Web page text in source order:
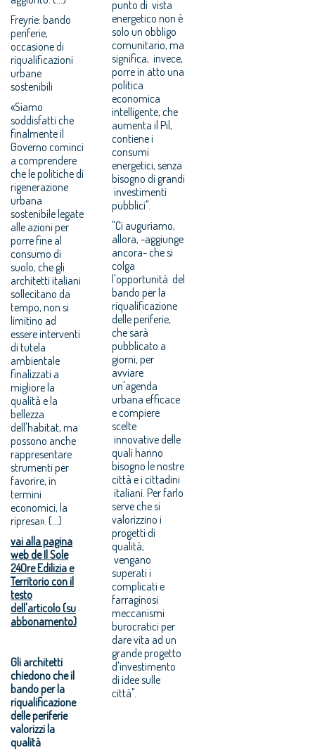
Freyrie: bando
periferie,
occasione di
riqualificazioni
urbane
sostenibili
«Siamo
soddisfatti che
finalmente il
Governo cominci
a comprendere
che le politiche di
rigenerazione
urbana
sostenibile legate
alle azioni per
porre fine al
consumo di
suolo, che gli
architetti italiani
sollecitano da
tempo, non si
limitino ad
essere interventi
di tutela
ambientale
finalizzati a
migliore la
qualità e la
bellezza
dell'habitat, ma
possono anche
rappresentare
strumenti per
favorire, in
termini
economici, la
ripresa». (...)
vai alla pagina
web de Il Sole
24Ore Edilizia e
Territorio con il
testo
dell'articolo (su
abbonamento)
Gli architetti
chiedono che il
bando per la
riqualificazione
delle periferie
valorizzi la
qualità
punto di vista
energetico non è
solo un obbligo
comunitario, ma
significa, invece,
porre in atto una
politica
economica
intelligente, che
aumenta il Pil,
contiene i
consumi
energetici, senza
bisogno di grandi
investimenti
pubblici".
"Ci auguriamo,
allora, -aggiunge
ancora- che si
colga
l'opportunità del
bando per la
riqualificazione
delle periferie,
che sarà
pubblicato a
giorni, per
avviare
un'agenda
urbana efficace
e compiere
scelte
innovative delle
quali hanno
bisogno le nostre
città e i cittadini
italiani. Per farlo
serve che si
valorizzino i
progetti di
qualità,
vengano
superati i
complicati e
farraginosi
meccanismi
burocratici per
dare vita ad un
grande progetto
d'investimento
di idee sulle
città".